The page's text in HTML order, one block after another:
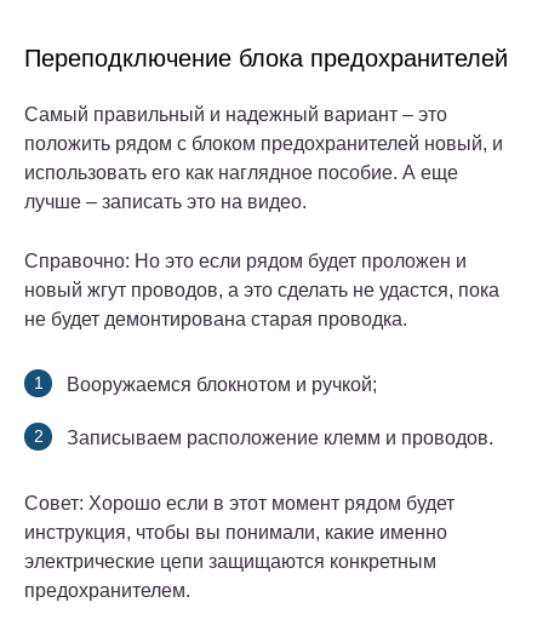
Переподключение блока предохранителей
Самый правильный и надежный вариант – это
положить рядом с блоком предохранителей новый, и
использовать его как наглядное пособие. А еще
лучше – записать это на видео.
Справочно: Но это если рядом будет проложен и
новый жгут проводов, а это сделать не удастся, пока
не будет демонтирована старая проводка.
Вооружаемся блокнотом и ручкой;
Записываем расположение клемм и проводов.
Совет: Хорошо если в этот момент рядом будет
инструкция, чтобы вы понимали, какие именно
электрические цепи защищаются конкретным
предохранителем.